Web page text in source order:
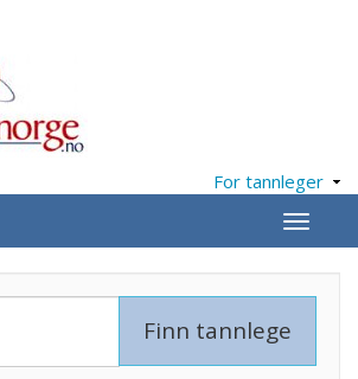
For tannleger
Meny